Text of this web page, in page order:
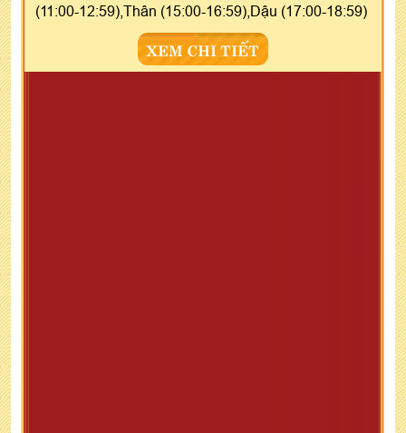
(11:00-12:59),Thân (15:00-16:59),Dậu (17:00-18:59)
XEM CHI TIẾT